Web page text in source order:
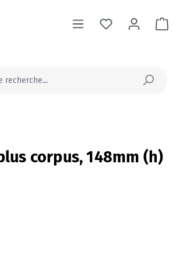
corpus, 148mm (h)